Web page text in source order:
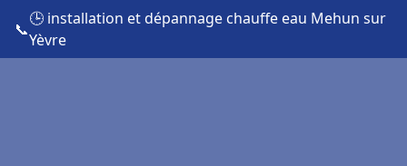
📞
🕒 installation et dépannage chauffe eau Mehun sur
Yèvre